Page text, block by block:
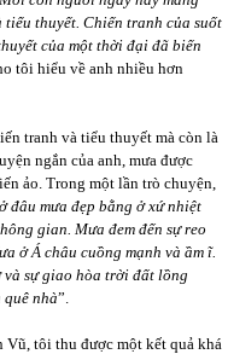
thuyết. Chiến tranh của suốt
của một thời đại đã biến
tôi hiểu về anh nhiều hơn
tranh và tiểu thuyết mà còn là
ngắn của anh, mưa được
ảo. Trong một lần trò chuyện,
đâu mưa đẹp bằng ở xứ nhiệt
gian. Mưa đem đến sự reo
ở Á châu cuồng mạnh và ầm ĩ.
sự giao hòa trời đất lồng
nhà”.
Vũ, tôi thu được một kết quả khá